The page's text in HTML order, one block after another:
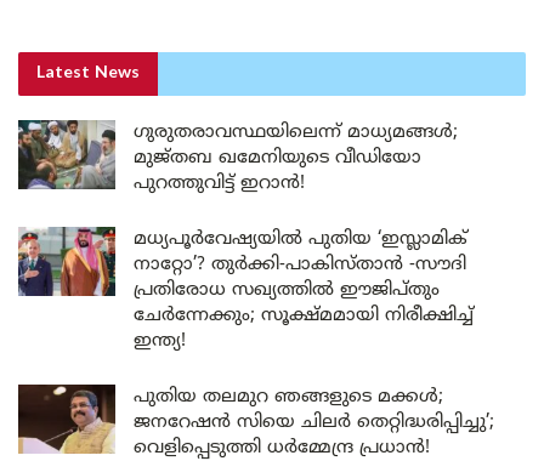
Latest News
ഗുരുതരാവസ്ഥയിലെന്ന് മാധ്യമങ്ങൾ;
മുജ്തബ ഖമേനിയുടെ വീഡിയോ
പുറത്തുവിട്ട് ഇറാൻ!
മധ്യപൂർവേഷ്യയിൽ പുതിയ ‘ഇസ്ലാമിക്
നാറ്റോ’? തുർക്കി-പാകിസ്താൻ -സൗദി
പ്രതിരോധ സഖ്യത്തിൽ ഈജിപ്തും
ചേർന്നേക്കും; സൂക്ഷ്മമായി നിരീക്ഷിച്ച്
ഇന്ത്യ!
പുതിയ തലമുറ ഞങ്ങളുടെ മക്കൾ;
ജനറേഷൻ സിയെ ചിലർ തെറ്റിദ്ധരിപ്പിച്ചു’;
വെളിപ്പെടുത്തി ധർമ്മേന്ദ്ര പ്രധാൻ!